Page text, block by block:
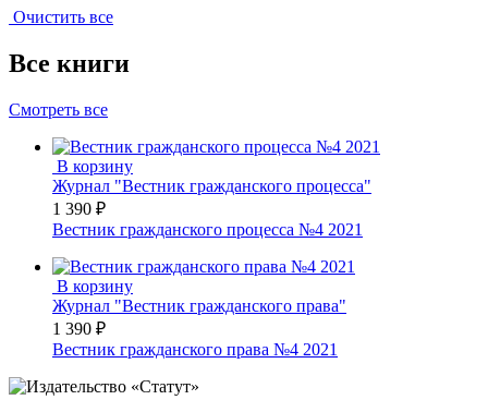
Очистить все
Все книги
Смотреть все
В корзину
Журнал "Вестник гражданского процесса"
1 390 ₽
Вестник гражданского процесса №4 2021
В корзину
Журнал "Вестник гражданского права"
1 390 ₽
Вестник гражданского права №4 2021